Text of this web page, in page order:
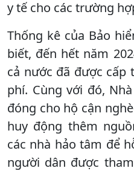
y tế cho các trường
Thống kê của Bảo
biết, đến hết năm
cả nước đã được cấp
phí. Cùng với đó,
đóng cho hộ cận
huy động thêm
các nhà hảo tâm để
người dân được